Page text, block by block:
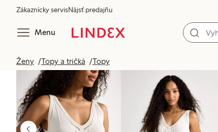
Zákaznícky servisNájsť predajňu
Menu
Ženy Topy a tričká Topy